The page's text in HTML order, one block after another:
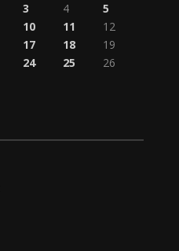
3 4
5
10 11
12
17 18
19
24 25
26